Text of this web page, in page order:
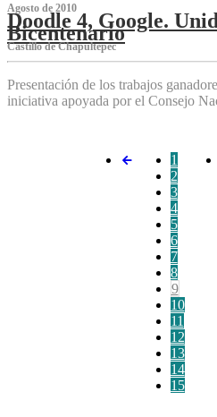
Agosto de 2010
Doodle 4, Google.
Bicentenario
Castillo de Chapultepec
Presentación de los trabajos
iniciativa apoyada por el Consejo
1
2
3
4
5
6
7
8
9
10
11
12
13
14
15